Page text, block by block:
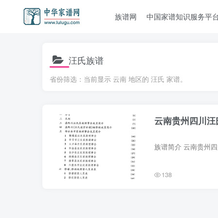
族谱网 中国家谱知识服务平
汪氏族谱
省份筛选：当前显示 云南 地区的 汪氏 家谱。
云南贵州四川
138